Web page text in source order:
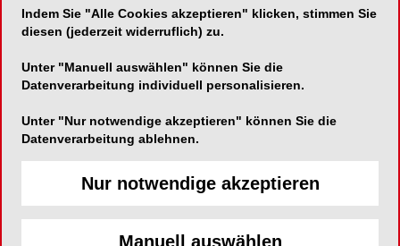
Harvard Dental International GmbH
Margaretenstraße 2-4
15366 Hoppegarten
Telefon:
030-99289780
Fax:
030-992897819
Indem Sie "Alle Cookies akzeptieren" klicken, stimmen Sie
diesen (jederzeit widerruflich) zu.
Unter "Manuell auswählen" können Sie die
Datenverarbeitung individuell personalisieren.
Unter "Nur notwendige akzeptieren" können Sie die
Datenverarbeitung ablehnen.
Nur notwendige akzeptieren
Manuell auswählen